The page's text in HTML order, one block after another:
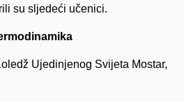
su sljedeći učenici.
Ujedinjenog Svijeta Mostar,